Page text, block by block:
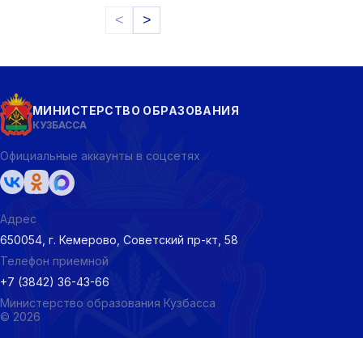
< >
МИНИСТЕРСТВО ОБРАЗОВАНИЯ
КУЗБАССА
Официальные аккаунты в соцсетях
Телефон приемной
+7 (3842) 36-43-66
Адрес
650054, г. Кемерово, Советский пр-кт, 58
Министерство образования Кузбасса
© 2026